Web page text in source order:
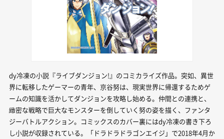
dy冷凍の小説『ライブダンジョン!』のコミカライズ作品。突如、異世
界に転移したゲーマーの青年、京谷努は、現実世界に帰還するためゲ
ームの知識を活かしてダンジョンを攻略し始める。仲間との連携と、
緻密な戦略で巨大なモンスターを倒していく努の姿を描く、ファンタ
ジーバトルアクション。コミックスのカバー裏にはdy冷凍の書き下ろ
し小説が収録されている。「ドラドラドラゴンエイジ」で2018年4月か